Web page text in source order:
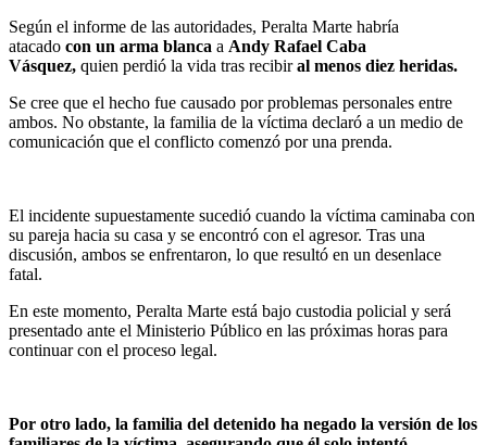
Según el informe de las autoridades, Peralta Marte habría
atacado con un arma blanca a Andy Rafael Caba
Vásquez, quien perdió la vida tras recibiral menos diez heridas.
Se cree que el hecho fue causado por problemas personales entre
ambos. No obstante, la familia de la víctima declaró a un medio de
comunicación que el conflicto comenzó por una prenda.
El incidente supuestamente sucedió cuando la víctima caminaba con
su pareja hacia su casa y se encontró con el agresor. Tras una
discusión, ambos se enfrentaron, lo que resultó en un desenlace
fatal.
En este momento, Peralta Marte está bajo custodia policial y será
presentado ante el Ministerio Público en las próximas horas para
continuar con el proceso legal.
Por otro lado, la familia del detenido ha negado la versión de los